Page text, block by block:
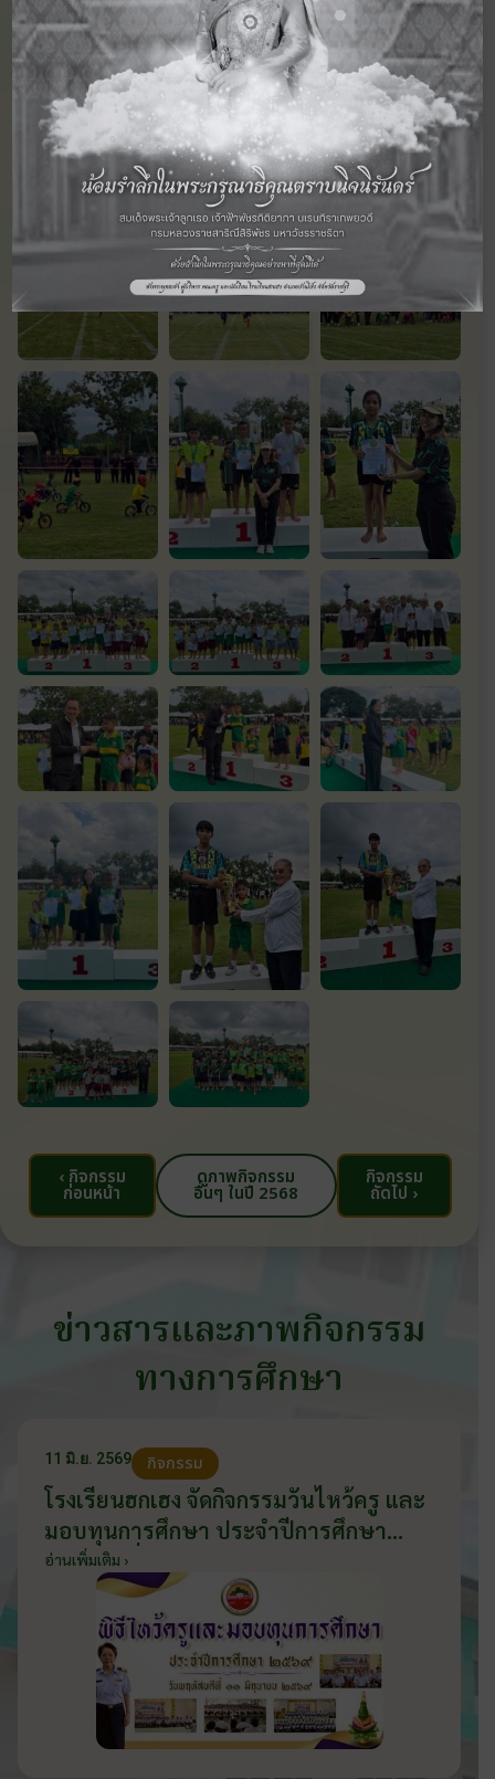
‹ กิจกรรม
ก่อนหน้า
ดูภาพกิจกรรม
อื่นๆ ในปี 2568
กิจกรรม
ถัดไป ›
ข่าวสารและภาพกิจกรรม
ทางการศึกษา
11 มิ.ย. 2569 กิจกรรม
โรงเรียนฮกเฮง จัดกิจกรรมวันไหว้ครู และ
มอบทุนการศึกษา ประจำปีการศึกษา
2569 วันที่ 11 มิถุนายน 2569
อ่านเพิ่มเติม ›